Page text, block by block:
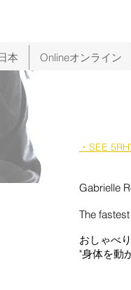
本 Onlineオンライン
・SEE
Gabrielle
The
おしゃべ
"身体を